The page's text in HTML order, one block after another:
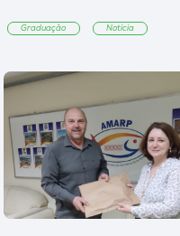
Graduação Notícia